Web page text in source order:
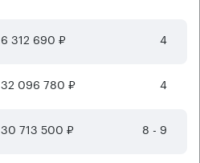
6 312 690 ₽ 4
32 096 780 ₽ 4
30 713 500 ₽ 8 - 9